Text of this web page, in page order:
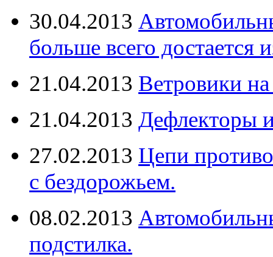
30.04.2013
больше всего достается
21.04.2013 Ветровики
21.04.2013 Дефлекторы
27.02.2013 Цепи
с бездорожьем.
08.02.2013
подстилка.